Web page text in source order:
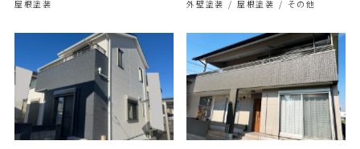
屋根塗装
外壁塗装
屋根塗装 その他